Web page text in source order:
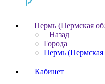
Пермь (Пермская
Назад
Города
Пермь (Пермская
Кабинет